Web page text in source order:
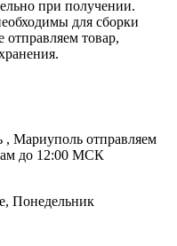
при получении.
для сборки
отправляем товар,
Мариуполь отправляем
до 12:00 МСК
Понедельник